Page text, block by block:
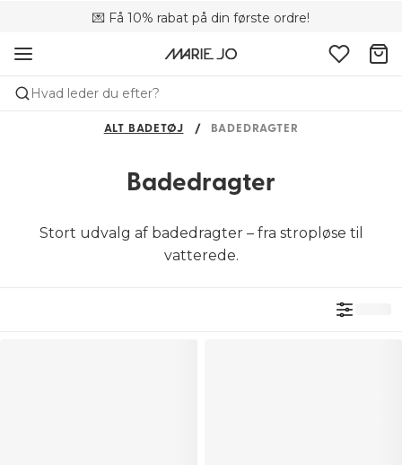
💌 Få 10% rabat på din første ordre!
🚚 Gratis levering over +699 kr.
📦 Fri returnering
Hvad leder du efter?
ALT BADETØJ BADEDRAGTER
Badedragter
Stort udvalg af badedragter – fra stropløse til
vatterede.